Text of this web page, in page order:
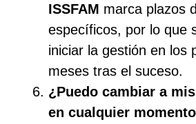
ISSFAM marca plazos
específicos, por lo que
iniciar la gestión en los
meses tras el suceso.
¿Puedo cambiar a
en cualquier